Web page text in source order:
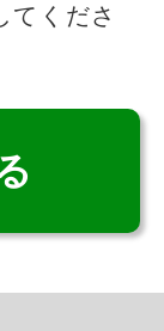
てくださ